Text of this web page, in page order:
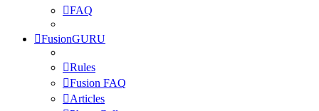
FAQ
FusionGURU
Rules
Fusion FAQ
Articles